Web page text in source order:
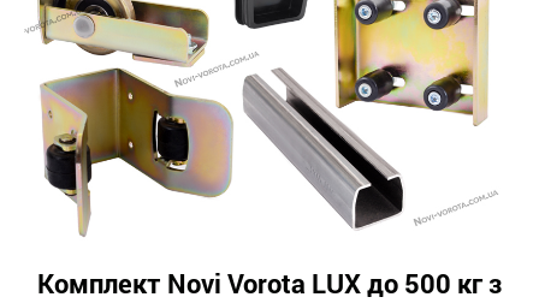
Комплект Novi Vorota LUX до 500 кг з